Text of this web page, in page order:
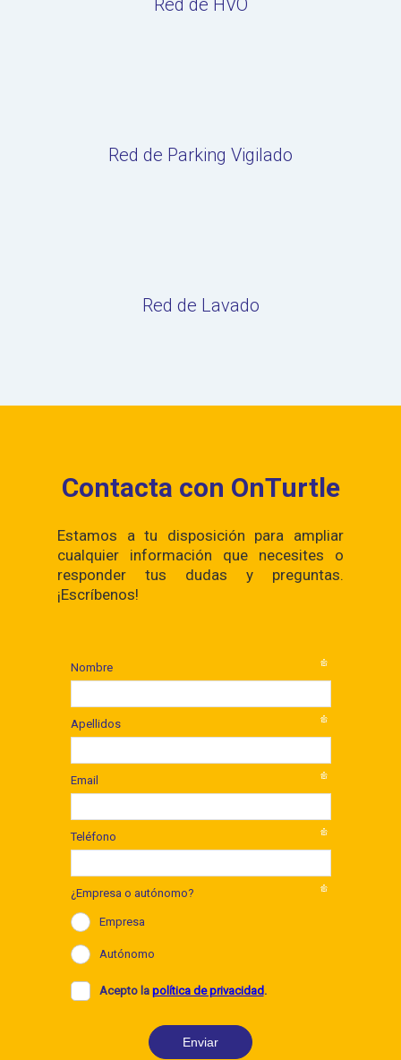
Red de HVO
Red de Parking Vigilado
Red de Lavado
Contacta con OnTurtle
Estamos a tu disposición para ampliar
cualquier información que necesites o
responder tus dudas y preguntas.
¡Escríbenos!